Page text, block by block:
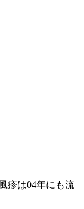
疹は04年にも流